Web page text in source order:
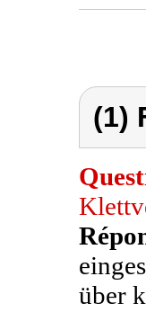
(1)
über